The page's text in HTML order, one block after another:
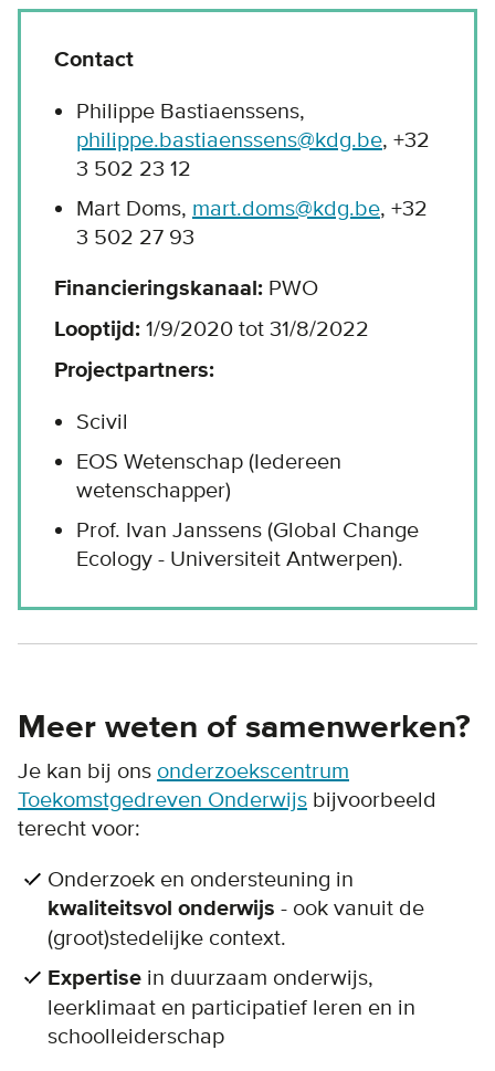
Contact
Philippe Bastiaenssens,
philippe.bastiaenssens@kdg.be, +32
3 502 23 12
Mart Doms, mart.doms@kdg.be, +32
3 502 27 93
Financieringskanaal: PWO
Looptijd: 1/9/2020 tot 31/8/2022
Projectpartners:
Scivil
EOS Wetenschap (Iedereen
wetenschapper)
Prof. Ivan Janssens (Global Change
Ecology - Universiteit Antwerpen).
Meer weten of samenwerken?
Je kan bij ons onderzoekscentrum
Toekomstgedreven Onderwijs bijvoorbeeld
terecht voor:
Onderzoek en ondersteuning in
kwaliteitsvol onderwijs - ook vanuit de
(groot)stedelijke context.
Expertise in duurzaam onderwijs,
leerklimaat en participatief leren en in
schoolleiderschap